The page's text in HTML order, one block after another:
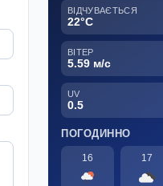
ВІДЧУВАЄТЬСЯ
22°C
ВІТЕР
5.59 м/с
UV
0.5
ПОГОДИННО
16 17